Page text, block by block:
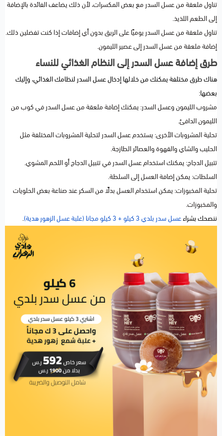
تناول ملعقة من عسل السدر مع بعض المكسرات، لأن ذلك يضاعف الفائدة بالإضافة
إلى الطعم اللذيذ.
تناول ملعقة من عسل السدر يوميًا على الريق بدون أي إضافات إذا كنت تفضلين ذلك.
إضافة ملعقة من عسل السدر إلى عصير الليمون.
طرق إضافة عسل السدر إلى النظام الغذائي للنساء
هناك طرق مختلفة يمكنك من خلالها إدخال عسل السدر لنظامك الغذائي، وإليك
بعضها:
مشروب الليمون وعسل السدر: يمكنك إضافة ملعقة من عسل السدر في كوب من
الليمون الدافئ.
تحلية المشروبات الأخرى: يستخدم عسل السدر لتحلية المشروبات المختلفة مثل
الحليب والشاي والقهوة والعصائر الطازجة.
تتبيل الدجاج: يمكنك استخدام عسل السدر في تتبيل الدجاج أو اللحم المشوي.
السلطات: يمكن إضافة العسل إلى السلطة.
تحلية المخبوزات: يمكن استخدام العسل بدلًا من السكر عند صناعة بعض الحلويات
والمخبوزات.
ننصحك بشراءعسل سدر بلدي 3 كيلو + 3 كيلو مجانا (علبة عسل الزهور هدية) .